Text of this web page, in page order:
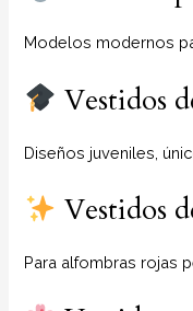
Modelos modernos
Vestidos
Diseños juveniles,
Vestidos
Para alfombras rojas